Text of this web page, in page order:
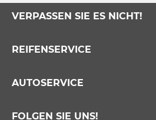
VERPASSEN SIE ES NICHT!
REIFENSERVICE
AUTOSERVICE
FOLGEN SIE UNS!